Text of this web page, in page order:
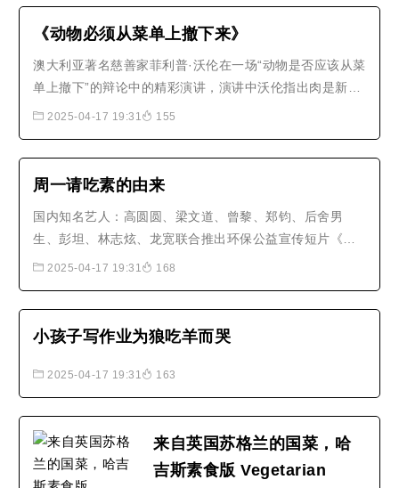
《动物必须从菜单上撤下来》
澳大利亚著名慈善家菲利普·沃伦在一场“动物是否应该从菜
单上撤下”的辩论中的精彩演讲，演讲中沃伦指出肉是新的
石棉，比烟草的害处更多；并且由于人类不停的捕杀鱼
那些没有发言权的众生。..
2025-04-17 19:31 155
周一请吃素的由来
国内知名艺人：高圆圆、梁文道、曾黎、郑钧、后舍男
生、彭坦、林志炫、龙宽联合推出环保公益宣传短片《周
一请吃素》【周一请吃素】 Meat-free Monday是联合国
少资源的消耗。生产一公斤的牛肉必..
2025-04-17 19:31 168
小孩子写作业为狼吃羊而哭
2025-04-17 19:31 163
来自英国苏格兰的国菜，哈
吉斯素食版 Vegetarian